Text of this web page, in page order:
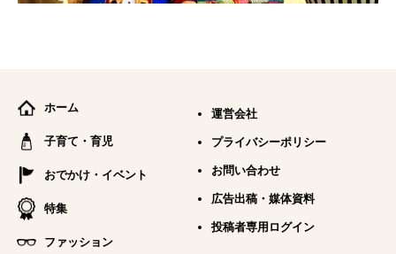
ホーム
子育て・育児
おでかけ・イベント
特集
ファッション
運営会社
プライバシーポリシー
お問い合わせ
広告出稿・媒体資料
投稿者専用ログイン